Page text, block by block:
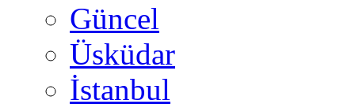
Güncel
Üsküdar
İstanbul